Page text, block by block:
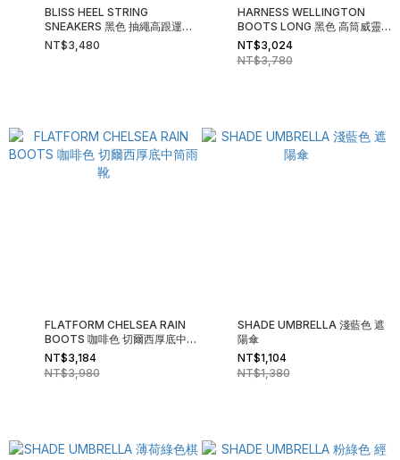
BLISS HEEL STRING
SNEAKERS 黑色 抽繩高跟運動
鞋
NT$3,480
HARNESS WELLINGTON
BOOTS LONG 黑色 高筒威靈頓
雨靴
NT$3,024
NT$3,780
FLATFORM CHELSEA RAIN
BOOTS 咖啡色 切爾西厚底中筒
雨靴
NT$3,184
NT$3,980
SHADE UMBRELLA 淺藍色 遮
陽傘
NT$1,104
NT$1,380